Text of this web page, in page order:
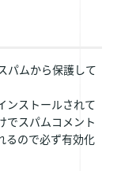
パムから保護して
ンストールされて
でスパムコメント
るので必ず有効化